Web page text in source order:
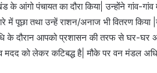
के आंगो पंचायत का दौरा किया| उन्होंने गांव-
में पूछा तथा उन्हें राशन/अनाज भी वितरण
के दौरान आपको प्रशासन की तरफ से घर-घर
को लेकर कटिबद्ध है| मौके पर वन मंडल